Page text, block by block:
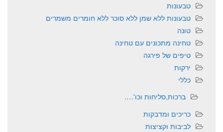
טבעונות
טבעונות ללא שמן ללא סוכר ללא חומרים משמרים
טונה
טחינה מתכונים עם טחינה
טיפים של פירגה
ירקות
כללי
ברכות,סליחות וכו'….
כריכים ומדבקות
לביבות וקציצות